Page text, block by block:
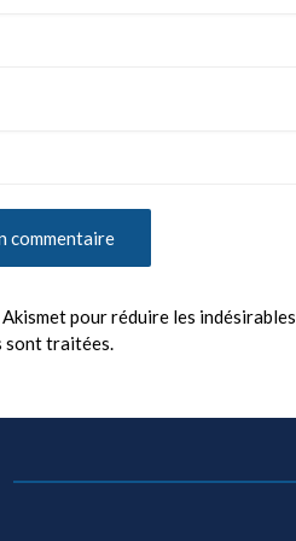
pour réduire les indésirables.
sont traitées